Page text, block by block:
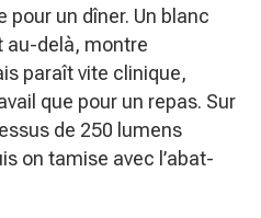
pour un dîner. Un blanc
au-delà, montre
paraît vite clinique,
que pour un repas. Sur
de 250 lumens
on tamise avec l’abat-